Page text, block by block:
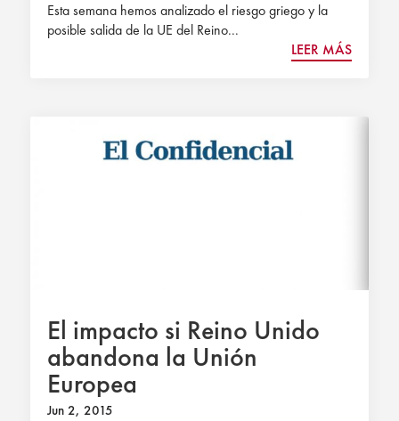
Esta semana hemos analizado el riesgo griego y la
posible salida de la UE del Reino...
LEER MÁS
El impacto si Reino Unido
abandona la Unión
Europea
Jun 2, 2015